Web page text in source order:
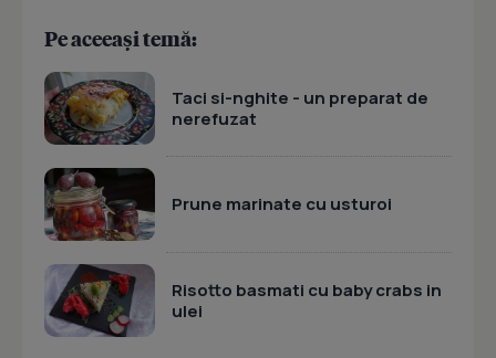
Pe aceeași temă:
Taci si-nghite - un preparat de
nerefuzat
Prune marinate cu usturoi
Risotto basmati cu baby crabs in
ulei